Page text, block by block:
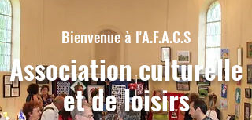
Bienvenue à l'A.F.A.C.S
Association culturelle
et de loisirs